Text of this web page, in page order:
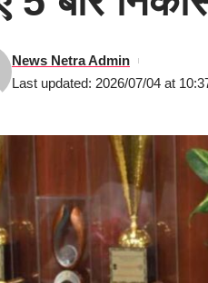
Last updated: 2026/07/04 at
News Netra Admin